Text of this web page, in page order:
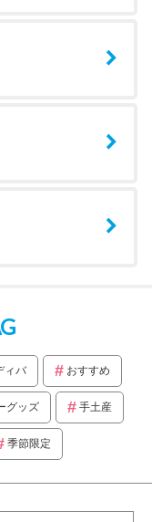
ィバ おすすめ
グッズ 手土産
季節限定